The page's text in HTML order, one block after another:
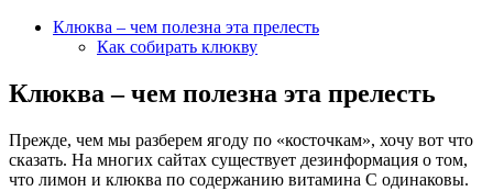
Клюква – чем полезна эта прелесть
Как собирать клюкву
Клюква – чем полезна эта прелесть
Прежде, чем мы разберем ягоду по «косточкам», хочу вот что
сказать. На многих сайтах существует дезинформация о том,
что лимон и клюква по содержанию витамина С одинаковы.